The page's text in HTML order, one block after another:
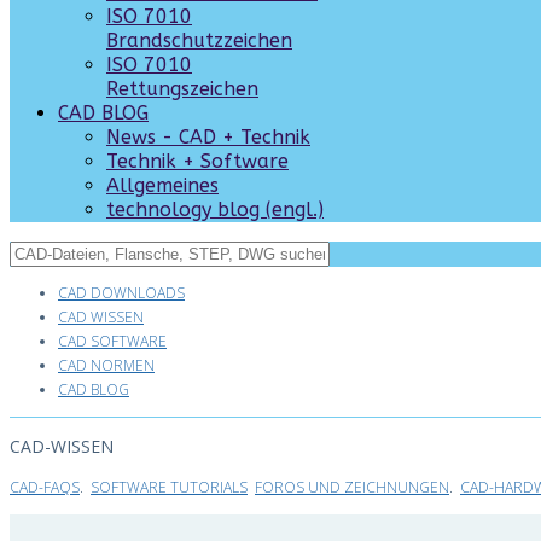
ISO 7010
Brandschutzzeichen
ISO 7010
Rettungszeichen
CAD BLOG
News - CAD + Technik
Technik + Software
Allgemeines
technology blog (engl.)
CAD DOWNLOADS
CAD WISSEN
CAD SOFTWARE
CAD NORMEN
CAD BLOG
CAD-WISSEN
CAD-FAQS. SOFTWARE TUTORIALS FOROS UND ZEICHNUNGEN. CAD-